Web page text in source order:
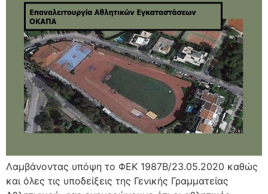
Λαμβάνοντας υπόψη το ΦΕΚ 1987Β/23.05.2020 καθώς
και όλες τις υποδείξεις της Γενικής Γραμματείας